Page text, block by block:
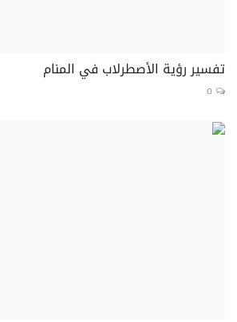
تفسير رؤية الأصطرلاب في المنام
0